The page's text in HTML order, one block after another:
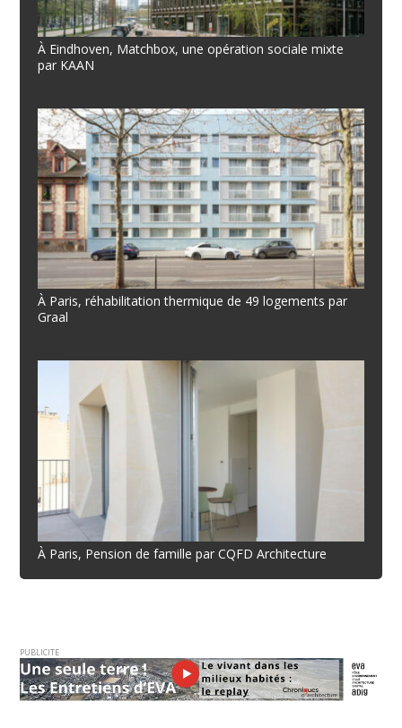
À Eindhoven, Matchbox, une opération sociale mixte
par KAAN
À Paris, réhabilitation thermique de 49 logements par
Graal
À Paris, Pension de famille par CQFD Architecture
PUBLICITE